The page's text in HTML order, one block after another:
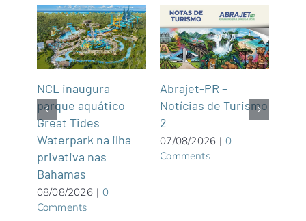
NCL inaugura
parque aquático
Great Tides
Waterpark na ilha
privativa nas
Bahamas
08/08/2026 | 0
Comments
Abrajet-PR –
Notícias de Turismo
2
07/08/2026 | 0
Comments